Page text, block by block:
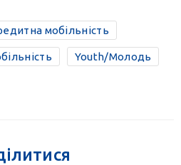
мобільність
Youth/Молодь